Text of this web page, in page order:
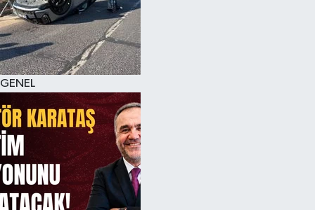
GENEL
KÜLTÜR SANAT
MAGAZİN
SAĞLIK
SİYASET
SPOR
TEKNOLOJİ